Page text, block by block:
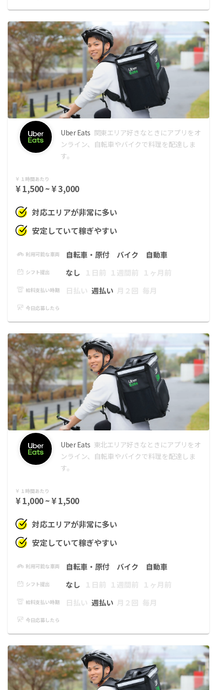
Uber Eats 関東エリア好きなときにアプリをオ
ンライン、自転車やバイクで料理を配達しま
す。
１時間あたり
¥ 1,500 ~ ¥ 3,000
対応エリアが非常に多い
安定していて稼ぎやすい
利用可能な車両 自転車・原付 バイク 自動車
シフト提出 なし １日前 １週間前 １ヶ月前
給料支払い時期 日払い 週払い 月２回 毎月
今日応募したら
Uber Eats 東北エリア好きなときにアプリをオ
ンライン、自転車やバイクで料理を配達しま
す。
１時間あたり
¥ 1,000 ~ ¥ 1,500
対応エリアが非常に多い
安定していて稼ぎやすい
利用可能な車両 自転車・原付 バイク 自動車
シフト提出 なし １日前 １週間前 １ヶ月前
給料支払い時期 日払い 週払い 月２回 毎月
今日応募したら